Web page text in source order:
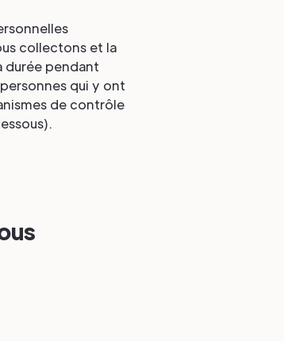
collectons et la
durée pendant
qui y ont
de contrôle